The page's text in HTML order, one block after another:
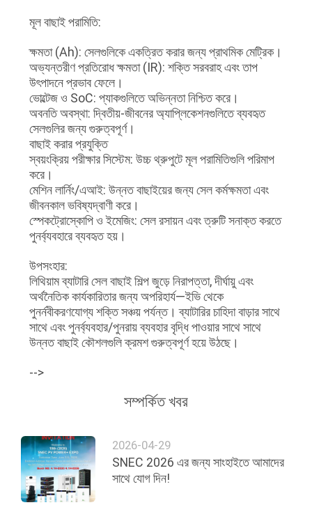
মূল বাছাই পরামিতি:
ক্ষমতা (Ah): সেলগুলিকে একত্রিত করার জন্য প্রাথমিক মেট্রিক।
অভ্যন্তরীণ প্রতিরোধ ক্ষমতা (IR): শক্তি সরবরাহ এবং তাপ
উৎপাদনে প্রভাব ফেলে।
ভোল্টেজ ও SoC: প্যাকগুলিতে অভিন্নতা নিশ্চিত করে।
অবনতি অবস্থা: দ্বিতীয়-জীবনের অ্যাপ্লিকেশনগুলিতে ব্যবহৃত
সেলগুলির জন্য গুরুত্বপূর্ণ।
বাছাই করার প্রযুক্তি
স্বয়ংক্রিয় পরীক্ষার সিস্টেম: উচ্চ থ্রুপুটে মূল পরামিতিগুলি পরিমাপ
করে।
মেশিন লার্নিং/এআই: উন্নত বাছাইয়ের জন্য সেল কর্মক্ষমতা এবং
জীবনকাল ভবিষ্যদ্বাণী করে।
স্পেকট্রোস্কোপি ও ইমেজিং: সেল রসায়ন এবং ত্রুটি সনাক্ত করতে
পুনর্ব্যবহারে ব্যবহৃত হয়।
উপসংহার:
লিথিয়াম ব্যাটারি সেল বাছাই শিল্প জুড়ে নিরাপত্তা, দীর্ঘায়ু এবং
অর্থনৈতিক কার্যকারিতার জন্য অপরিহার্য—ইভি থেকে
পুনর্নবীকরণযোগ্য শক্তি সঞ্চয় পর্যন্ত। ব্যাটারির চাহিদা বাড়ার সাথে
সাথে এবং পুনর্ব্যবহার/পুনরায় ব্যবহার বৃদ্ধি পাওয়ার সাথে সাথে
উন্নত বাছাই কৌশলগুলি ক্রমশ গুরুত্বপূর্ণ হয়ে উঠছে।
-->
সম্পর্কিত খবর
2026-04-29
SNEC 2026 এর জন্য সাংহাইতে আমাদের
সাথে যোগ দিন!